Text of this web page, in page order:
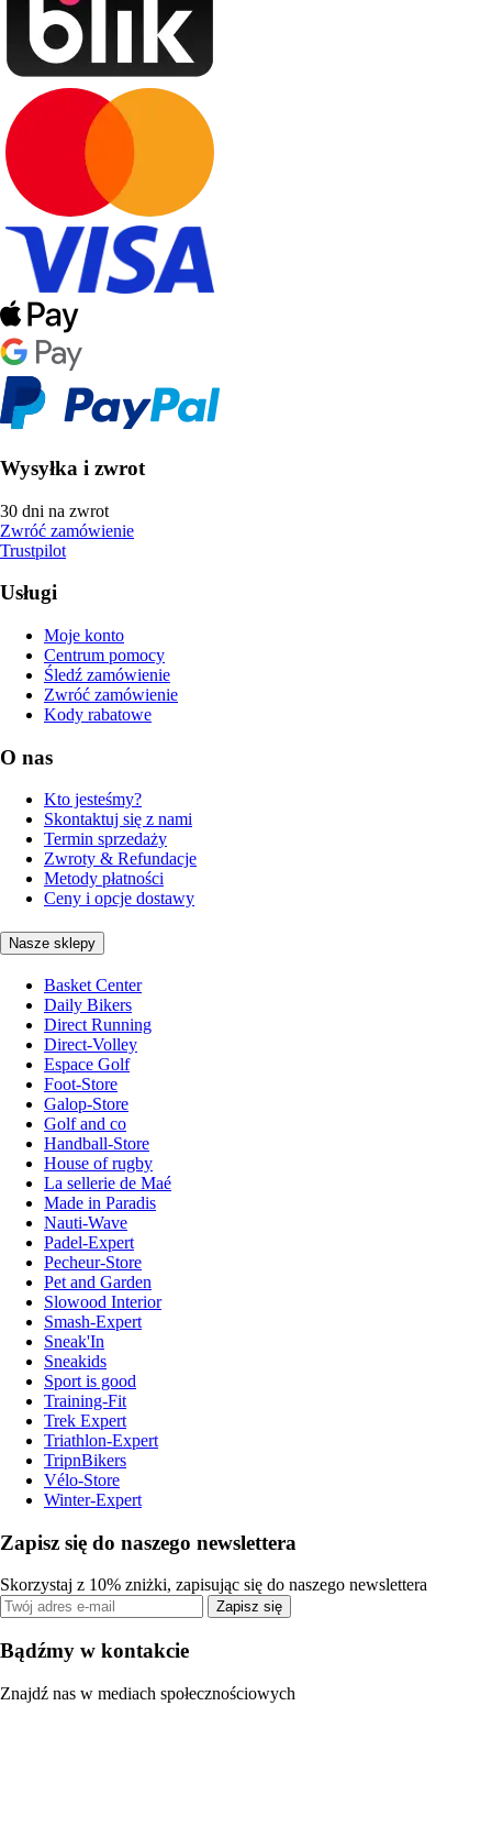
Wysyłka i zwrot
30 dni na zwrot
Zwróć zamówienie
Trustpilot
Usługi
Moje konto
Centrum pomocy
Śledź zamówienie
Zwróć zamówienie
Kody rabatowe
O nas
Kto jesteśmy?
Skontaktuj się z nami
Termin sprzedaży
Zwroty & Refundacje
Metody płatności
Ceny i opcje dostawy
Nasze sklepy
Basket Center
Daily Bikers
Direct Running
Direct-Volley
Espace Golf
Foot-Store
Galop-Store
Golf and co
Handball-Store
House of rugby
La sellerie de Maé
Made in Paradis
Nauti-Wave
Padel-Expert
Pecheur-Store
Pet and Garden
Slowood Interior
Smash-Expert
Sneak'In
Sneakids
Sport is good
Training-Fit
Trek Expert
Triathlon-Expert
TripnBikers
Vélo-Store
Winter-Expert
Zapisz się do naszego newslettera
Skorzystaj z 10% zniżki, zapisując się do naszego newslettera
Zapisz się
Bądźmy w kontakcie
Znajdź nas w mediach społecznościowych